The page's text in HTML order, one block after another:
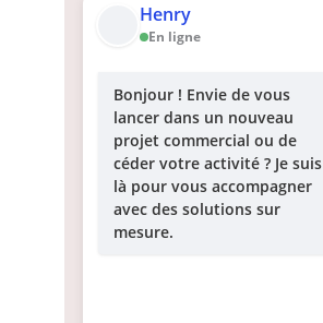
Henry
En ligne
Bonjour ! Envie de vous
lancer dans un nouveau
projet commercial ou de
céder votre activité ? Je suis
là pour vous accompagner
avec des solutions sur
mesure.